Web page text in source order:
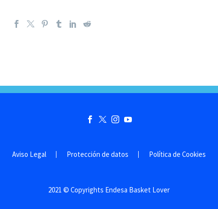
Aviso Legal Protección de datos Política de Cookies
2021 © Copyrights Endesa Basket Lover